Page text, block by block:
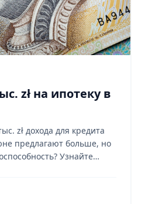
zł на ипотеку в
zł дохода для кредита
предлагают больше, но
Узнайте